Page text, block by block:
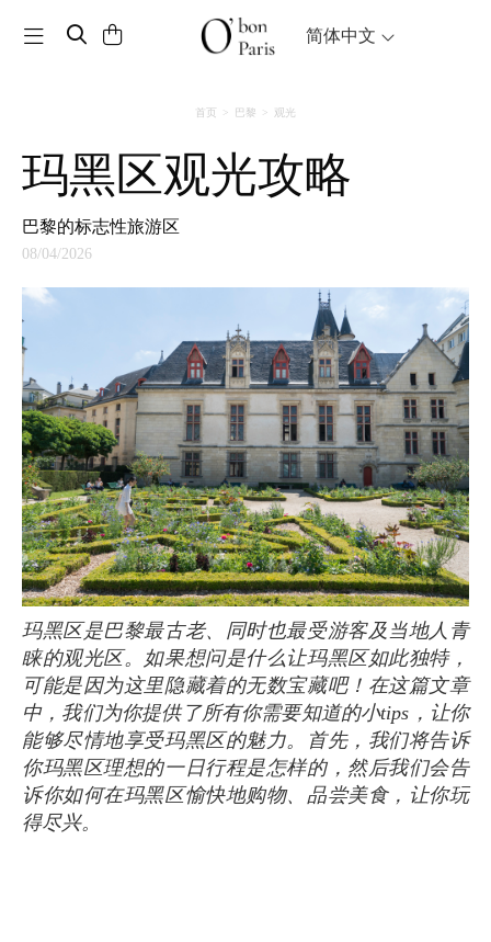
Toggle navigation 简体中文
首页 巴黎 观光
玛黑区观光攻略
巴黎的标志性旅游区
08/04/2026
玛黑区是巴黎最古老、同时也最受游客及当地人青
睐的观光区。如果想问是什么让玛黑区如此独特，
可能是因为这里隐藏着的无数宝藏吧！在这篇文章
中，我们为你提供了所有你需要知道的小tips，让你
能够尽情地享受玛黑区的魅力。首先，我们将告诉
你玛黑区理想的一日行程是怎样的，然后我们会告
诉你如何在玛黑区愉快地购物、品尝美食，让你玩
得尽兴。